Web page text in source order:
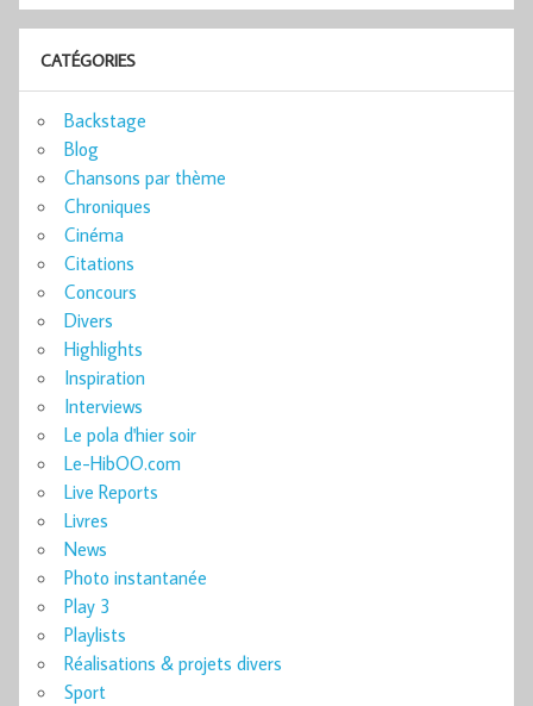
CATÉGORIES
Backstage
Blog
Chansons par thème
Chroniques
Cinéma
Citations
Concours
Divers
Highlights
Inspiration
Interviews
Le pola d'hier soir
Le-HibOO.com
Live Reports
Livres
News
Photo instantanée
Play 3
Playlists
Réalisations & projets divers
Sport